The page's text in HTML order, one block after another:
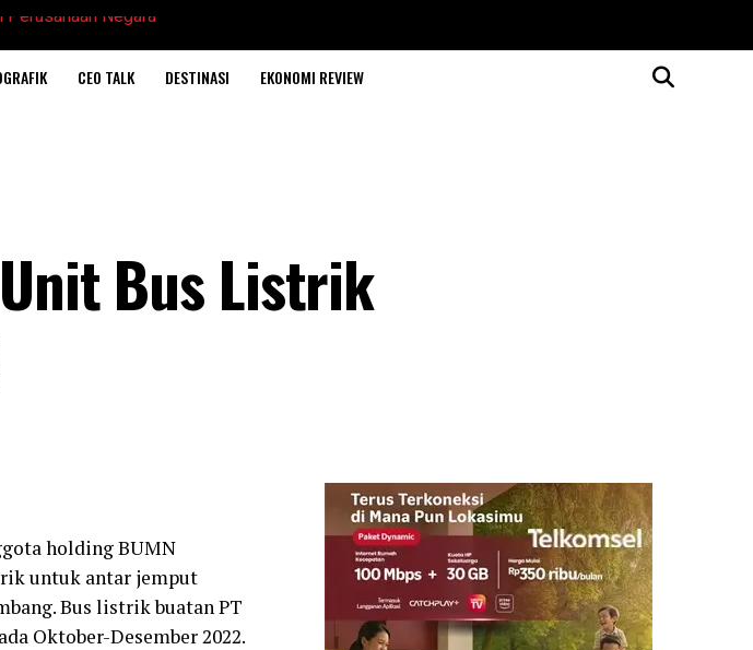
CEO TALK DESTINASI EKONOMI REVIEW
Bus Listrik
holding BUMN
untuk antar jemput
Bus listrik buatan PT
Oktober-Desember 2022.